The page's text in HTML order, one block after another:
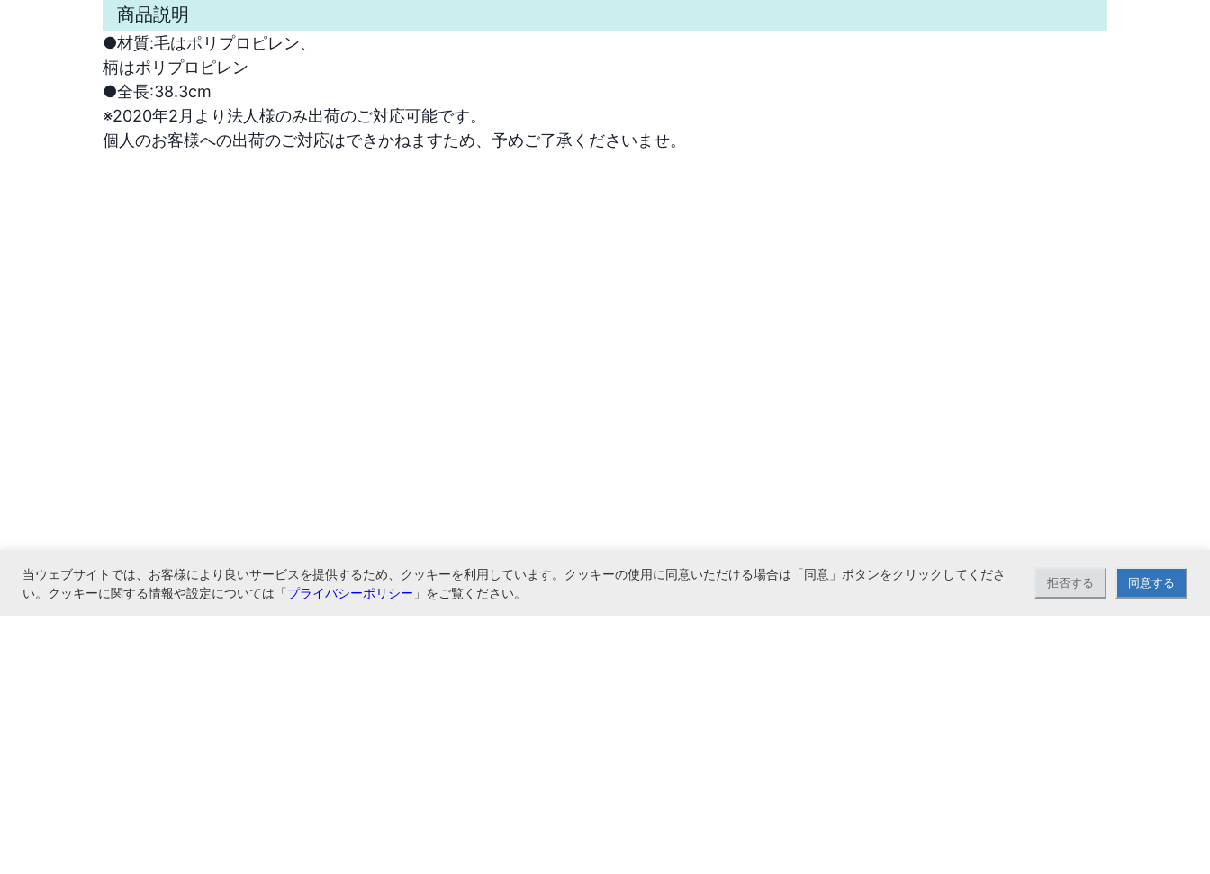
商品説明
●材質:毛はポリプロピレン、
柄はポリプロピレン
●全長:38.3cm
※2020年2月より法人様のみ出荷のご対応可能です。
個人のお客様への出荷のご対応はできかねますため、予めご了承くださいませ。
当ウェブサイトでは、お客様により良いサービスを提供するため、クッキーを利用しています。クッキーの使用に同意いただける場合は「同意」ボタンをクリックしてくださ
い。クッキーに関する情報や設定については「プライバシーポリシー 」をご覧ください。
拒否する 同意する